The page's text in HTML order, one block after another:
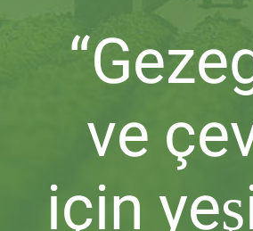
ve
için